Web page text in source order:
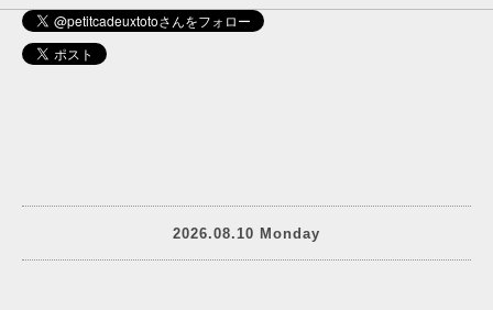
2026.08.10 Monday